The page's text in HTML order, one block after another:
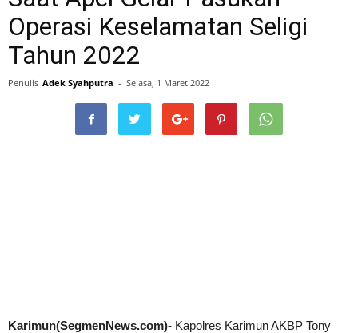
Operasi Keselamatan Seligi
Tahun 2022
Penulis Adek Syahputra - Selasa, 1 Maret 2022
Karimun(SegmenNews.com)- Kapolres Karimun AKBP Tony